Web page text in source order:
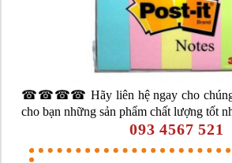
☎☎☎☎ Hãy liên hệ ngay cho chúng
cho bạn những sản phẩm chất
093 4567 521